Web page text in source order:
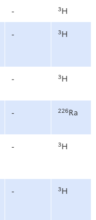
- 3H
- 3H
- 3H
- 226Ra
- 3H
- 3H